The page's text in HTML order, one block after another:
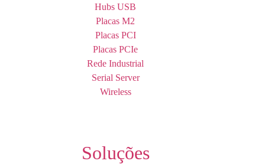
Hubs USB
Placas M2
Placas PCI
Placas PCIe
Rede Industrial
Serial Server
Wireless
Soluções